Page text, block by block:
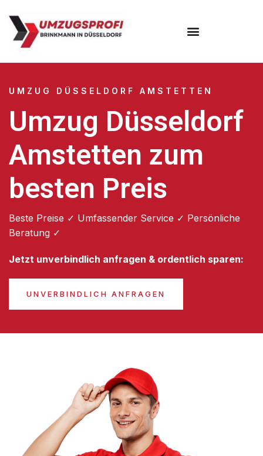
UMZUG DÜSSELDORF AMSTETTEN
Umzug Düsseldorf
Amstetten zum
besten Preis
Beste Preise ✓ Umfassender Service ✓ Persönliche
Beratung ✓
Jetzt unverbindlich anfragen & ordentlich sparen:
UNVERBINDLICH ANFRAGEN